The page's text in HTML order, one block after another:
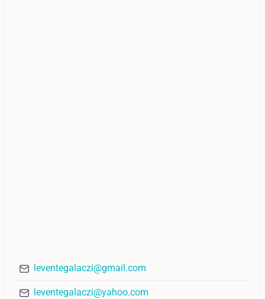
leventegalaczi@gmail.com
leventegalaczi@yahoo.com